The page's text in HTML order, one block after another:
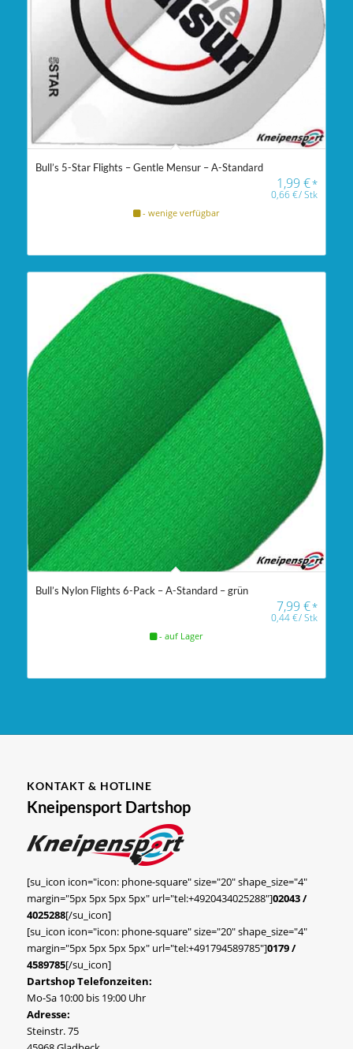
Bull’s 5-Star Flights – Gentle Mensur – A-Standard
1,99€*
0,66€/Stk
- wenige verfügbar
Bull’s Nylon Flights 6-Pack – A-Standard – grün
7,99€*
0,44€/Stk
- auf Lager
KONTAKT & HOTLINE
Kneipensport Dartshop
[su_icon icon="icon: phone-square" size="20" shape_size="4"
margin="5px 5px 5px 5px" url="tel:+4920434025288"]02043 /
4025288[/su_icon]
[su_icon icon="icon: phone-square" size="20" shape_size="4"
margin="5px 5px 5px 5px" url="tel:+491794589785"]0179 /
4589785[/su_icon]
Dartshop Telefonzeiten:
Mo-Sa 10:00 bis 19:00 Uhr
Adresse:
Steinstr. 75